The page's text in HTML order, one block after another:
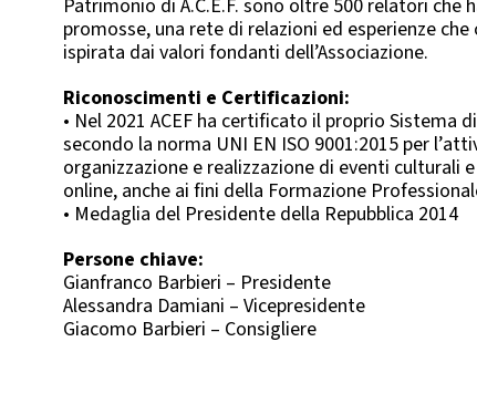
Patrimonio di A.C.E.F. sono oltre 500 relatori che
promosse, una rete di relazioni ed esperienze
ispirata dai valori fondanti dell’Associazione.
Riconoscimenti e Certificazioni:
• Nel 2021 ACEF ha certificato il proprio Sistema
secondo la norma UNI EN ISO 9001:2015 per
organizzazione e realizzazione di eventi culturali
online, anche ai fini della Formazione
• Medaglia del Presidente della Repubblica 2014
Persone chiave:
Gianfranco Barbieri – Presidente
Alessandra Damiani – Vicepresidente
Giacomo Barbieri – Consigliere